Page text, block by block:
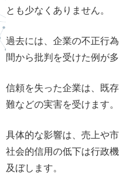
とも少なくありません。
過去には、企業の不正行
間から批判を受けた例が多
信頼を失った企業は、既
難などの実害を受けます。
具体的な影響は、売上や
社会的信用の低下は行政
及ぼします。